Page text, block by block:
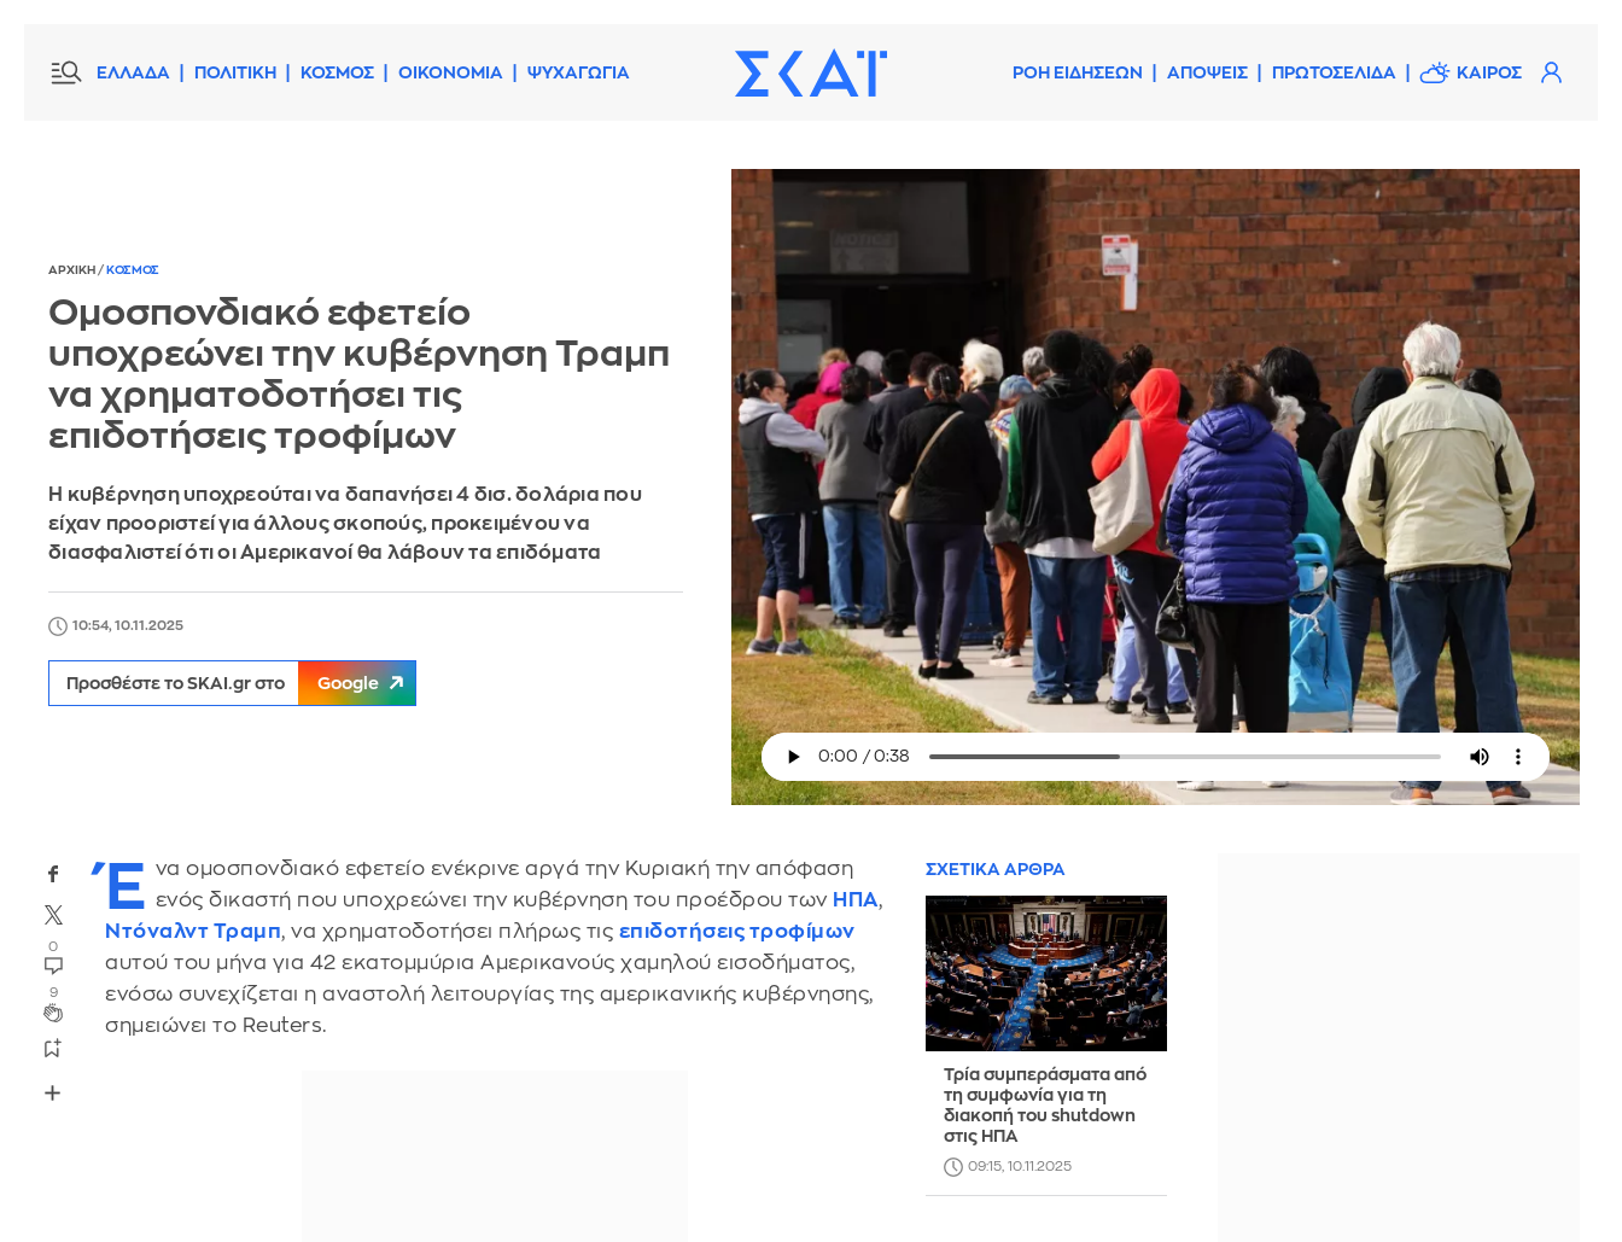
ΕΛΛΑΔΑ ΠΟΛΙΤΙΚΗ ΚΟΣΜΟΣ ΟΙΚΟΝΟΜΙΑ ΨΥΧΑΓΩΓΙΑ ΡΟΗ ΕΙΔΗΣΕΩΝ ΑΠΟΨΕΙΣ ΠΡΩΤΟΣΕΛΙΔΑ ΚΑΙΡΟΣ
ΑΡΧΙΚΗ / ΚΟΣΜΟΣ
Ομοσπονδιακό εφετείο
υποχρεώνει την κυβέρνηση Τραμπ
να χρηματοδοτήσει τις
επιδοτήσεις τροφίμων
Η κυβέρνηση υποχρεούται να δαπανήσει 4 δισ. δολάρια που
είχαν προοριστεί για άλλους σκοπούς, προκειμένου να
διασφαλιστεί ότι οι Αμερικανοί θα λάβουν τα επιδόματα
10:54, 10.11.2025
Προσθέστε το SKAI.gr στο Google
0
9
Έ να ομοσπονδιακό εφετείο ενέκρινε αργά την Κυριακή την απόφαση
ενός δικαστή που υποχρεώνει την κυβέρνηση του προέδρου των ΗΠΑ,
Ντόναλντ Τραμπ, να χρηματοδοτήσει πλήρως τις επιδοτήσεις τροφίμων
αυτού του μήνα για 42 εκατομμύρια Αμερικανούς χαμηλού εισοδήματος,
ενόσω συνεχίζεται η αναστολή λειτουργίας της αμερικανικής κυβέρνησης,
σημειώνει το Reuters.
ΣΧΕΤΙΚΑ ΑΡΘΡΑ
Τρία συμπεράσματα από
τη συμφωνία για τη
διακοπή του shutdown
στις ΗΠΑ
09:15, 10.11.2025